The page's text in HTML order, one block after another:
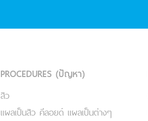
PROCEDURES (ปัญหา)
สิว
แผลเป็นสิว คีลอยด์ แผลเป็นต่างๆ